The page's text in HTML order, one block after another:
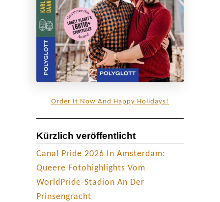
f
ü
r
d
i
e
n
e
Order It Now And Happy Holidays!
Kürzlich veröffentlicht
Canal Pride 2026 In Amsterdam:
Queere Fotohighlights Vom
WorldPride-Stadion An Der
Prinsengracht